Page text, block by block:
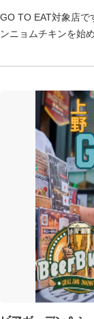
GO TO EAT対象店で
ンニョムチキンを始